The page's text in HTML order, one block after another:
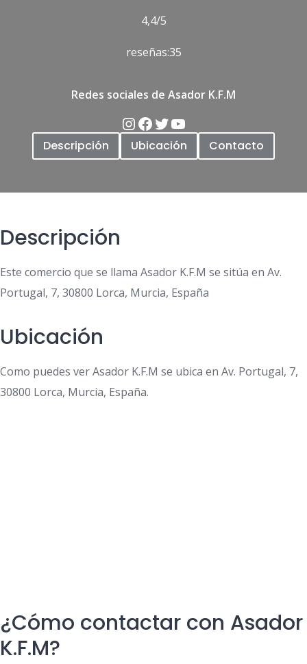
4,4/5
reseñas:35
Redes sociales de Asador K.F.M
Descripción Ubicación Contacto
Descripción
Este comercio que se llama Asador K.F.M se sitúa en Av.
Portugal, 7, 30800 Lorca, Murcia, España
Ubicación
Como puedes ver Asador K.F.M se ubica en Av. Portugal, 7,
30800 Lorca, Murcia, España.
¿Cómo contactar con Asador
K.F.M?